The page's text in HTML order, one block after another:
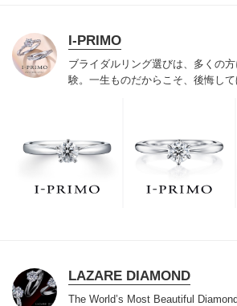
I-PRIMO
ブライダルリング選びは、多くの
験。一生ものだからこそ、後悔し
でお待ちしております。リング選
緒に。まずは、アイプリモへ。
LAZARE DIAMOND
The World’s Most Beautiful